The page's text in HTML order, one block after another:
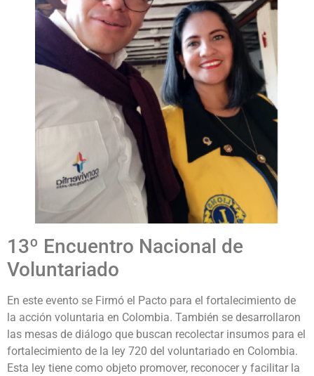
13º Encuentro Nacional de
Voluntariado
En este evento se Firmó el Pacto para el fortalecimiento de
la acción voluntaria en Colombia. También se desarrollaron
las mesas de diálogo que buscan recolectar insumos para el
fortalecimiento de la ley 720 del voluntariado en Colombia.
Esta ley tiene como objeto promover, reconocer y facilitar la